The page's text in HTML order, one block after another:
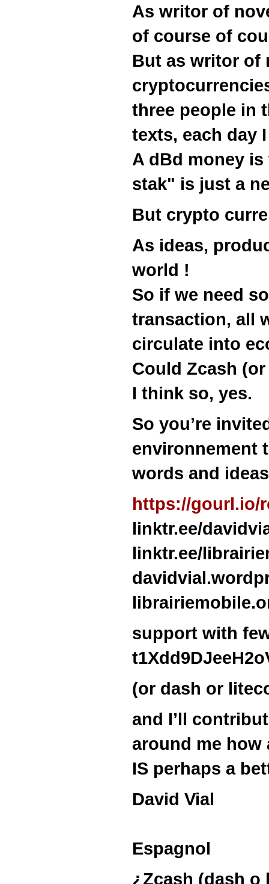
As writor of
of course of
But as writor of
three people in
texts, each day
A dBd money
stak" is just a
But crypto
As ideas,
world !
So if we need
transaction, all
circulate into
Could Zcash
I think so, yes.
So you’re
environnement
words and
https://gourl.io/
linktr.ee/
linktr.ee/
support with
(or dash or
and I’ll
around me how
IS perhaps a
David Vial
Espagnol
¿Zcash (dash o